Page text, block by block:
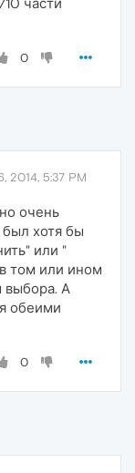
части
0
2014, 5:37 PM
очень
был хотя бы
или "
том или ином
выбора. А
обеими
0